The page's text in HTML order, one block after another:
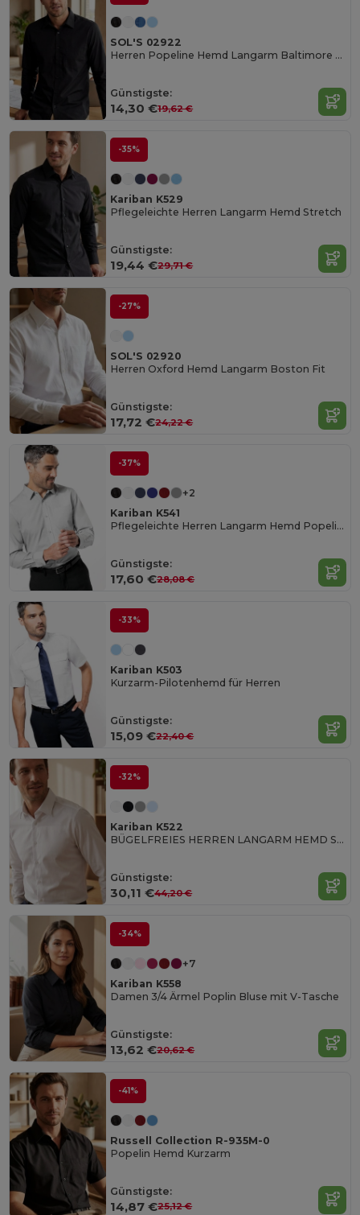
SOL'S 02922
Herren Popeline Hemd Langarm Baltimore Fit
Günstigste:
14,30 €19,62 €
-35%
Kariban K529
Pflegeleichte Herren Langarm Hemd Stretch
Günstigste:
19,44 €29,71 €
-27%
SOL'S 02920
Herren Oxford Hemd Langarm Boston Fit
Günstigste:
17,72 €24,22 €
-37%
+2
Kariban K541
Pflegeleichte Herren Langarm Hemd Popeline
Günstigste:
17,60 €28,08 €
-33%
Kariban K503
Kurzarm-Pilotenhemd für Herren
Günstigste:
15,09 €22,40 €
-32%
Kariban K522
BÜGELFREIES HERREN LANGARM HEMD SUPREME
Günstigste:
30,11 €44,20 €
-34%
+7
Kariban K558
Damen 3/4 Ärmel Poplin Bluse mit V-Tasche
Günstigste:
13,62 €20,62 €
-41%
Russell Collection R-935M-0
Popelin Hemd Kurzarm
Günstigste:
14,87 €25,12 €